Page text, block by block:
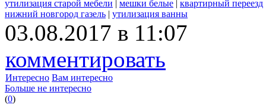
утилизация старой мебели | мешки белые | квартирный переезд
нижний новгород газель | утилизация ванны
03.08.2017 в 11:07
комментировать
Интересно Вам интересно
Больше не интересно
(0)